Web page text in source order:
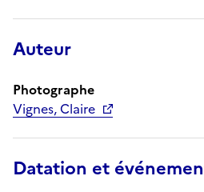
Auteur
Photographe
Vignes, Claire
Datation et